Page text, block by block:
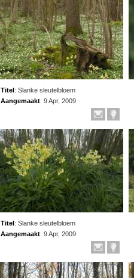
Titel: Slanke sleutelbloem
Aangemaakt: 9 Apr, 2009
Titel: Slanke sleutelbloem
Aangemaakt: 9 Apr, 2009